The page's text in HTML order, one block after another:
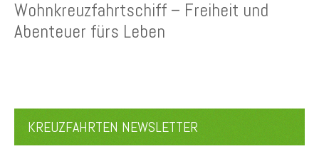
Wohnkreuzfahrtschiff – Freiheit und
Abenteuer fürs Leben
KREUZFAHRTEN NEWSLETTER